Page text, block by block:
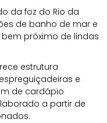
da foz do Rio da
de banho de mar e
próximo de lindas
estrutura
e
de cardápio
a partir de